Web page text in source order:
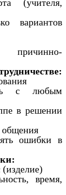
вариантов
причинно-
с любым
в решении
общения
ошибки в
(изделие)
время,